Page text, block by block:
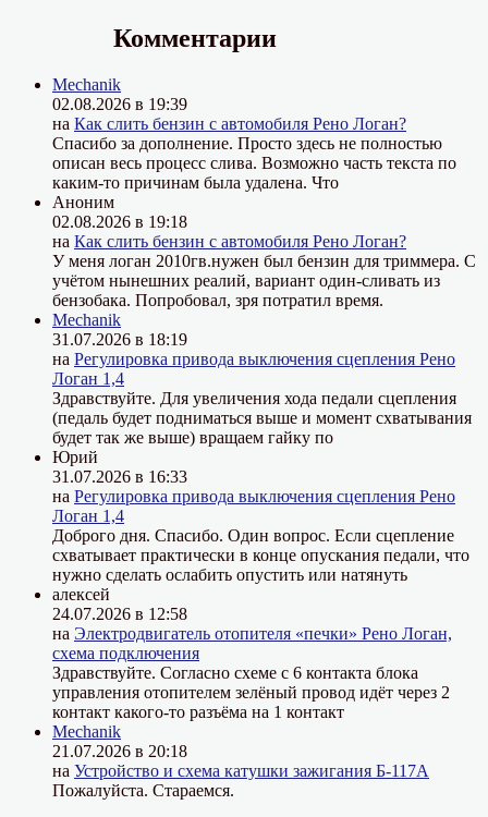
Комментарии
Mechanik
02.08.2026 в 19:39
на Как слить бензин с автомобиля Рено Логан?
Спасибо за дополнение. Просто здесь не полностью
описан весь процесс слива. Возможно часть текста по
каким-то причинам была удалена. Что
Аноним
02.08.2026 в 19:18
на Как слить бензин с автомобиля Рено Логан?
У меня логан 2010гв.нужен был бензин для триммера. С
учётом нынешних реалий, вариант один-сливать из
бензобака. Попробовал, зря потратил время.
Mechanik
31.07.2026 в 18:19
на Регулировка привода выключения сцепления Рено
Логан 1,4
Здравствуйте. Для увеличения хода педали сцепления
(педаль будет подниматься выше и момент схватывания
будет так же выше) вращаем гайку по
Юрий
31.07.2026 в 16:33
на Регулировка привода выключения сцепления Рено
Логан 1,4
Доброго дня. Спасибо. Один вопрос. Если сцепление
схватывает практически в конце опускания педали, что
нужно сделать ослабить опустить или натянуть
алексей
24.07.2026 в 12:58
на Электродвигатель отопителя «печки» Рено Логан,
схема подключения
Здравствуйте. Согласно схеме с 6 контакта блока
управления отопителем зелёный провод идёт через 2
контакт какого-то разъёма на 1 контакт
Mechanik
21.07.2026 в 20:18
на Устройство и схема катушки зажигания Б-117А
Пожалуйста. Стараемся.